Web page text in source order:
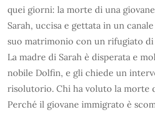
quei giorni: la morte di una
Sarah, uccisa e gettata in un
suo matrimonio con un rifugiato
La madre di Sarah è disperata e
nobile Dolfin, e gli chiede un
risolutorio. Chi ha voluto la morte
Perché il giovane immigrato è